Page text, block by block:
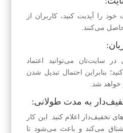
را آ‌پدیت کنید، کاربران از
حاصل می‌کنند.
در سایت‌تان می‌توانید اعتماد
بنابراین احتمال تبدیل شدن
خواهد شد.
تخفیف‌دار اعلام کنید. این کار
می‌کند و باعث می‌شود تا